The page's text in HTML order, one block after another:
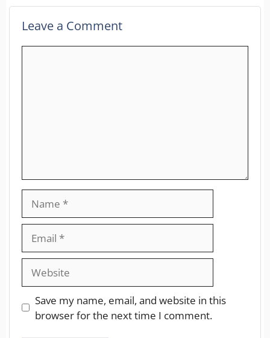
Leave a Comment
Save my name, email, and website in this
browser for the next time I comment.